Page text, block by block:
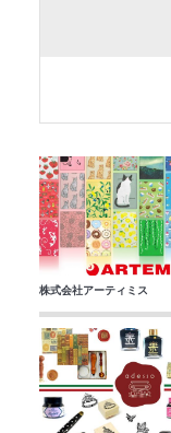
株式会社アーティミス